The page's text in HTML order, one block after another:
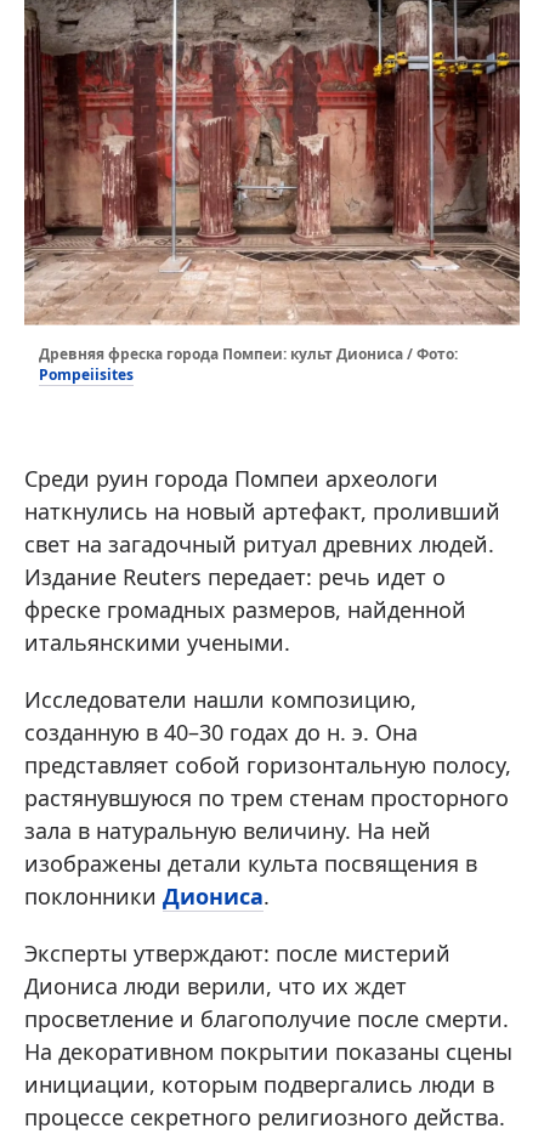
Древняя фреска города Помпеи: культ Диониса / Фото:
Pompeiisites
Среди руин города Помпеи археологи
наткнулись на новый артефакт, проливший
свет на загадочный ритуал древних людей.
Издание Reuters передает: речь идет о
фреске громадных размеров, найденной
итальянскими учеными.
Исследователи нашли композицию,
созданную в 40–30 годах до н. э. Она
представляет собой горизонтальную полосу,
растянувшуюся по трем стенам просторного
зала в натуральную величину. На ней
изображены детали культа посвящения в
поклонники Диониса.
Эксперты утверждают: после мистерий
Диониса люди верили, что их ждет
просветление и благополучие после смерти.
На декоративном покрытии показаны сцены
инициации, которым подвергались люди в
процессе секретного религиозного действа.